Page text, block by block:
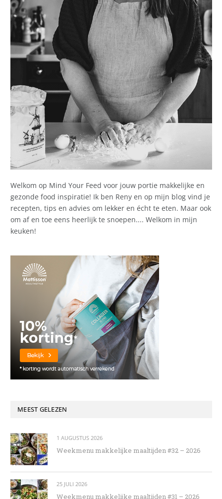
Welkom op Mind Your Feed voor jouw portie makkelijke en
gezonde food inspiratie! Ik ben Reny en op mijn blog vind je
recepten, tips en advies om lekker en écht te eten. Maar ook
om af en toe eens heerlijk te snoepen.... Welkom in mijn
keuken!
MEEST GELEZEN
1 AUGUSTUS 2026
Weekmenu makkelijke maaltijden #32 – 2026
25 JULI 2026
Weekmenu makkelijke maaltijden #31 – 2026